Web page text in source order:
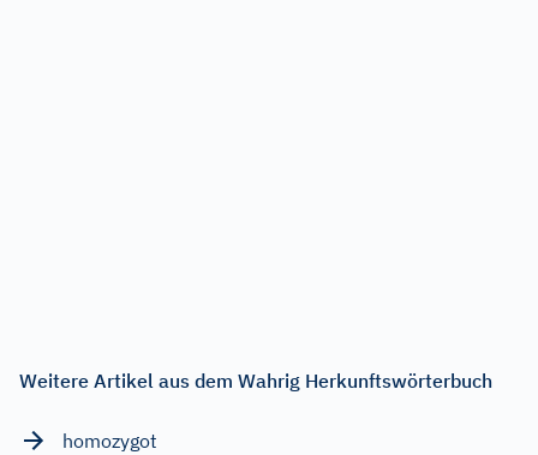
Weitere Artikel aus dem Wahrig Herkunftswörterbuch
homozygot